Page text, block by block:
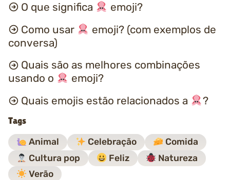
O que significa
emoji?
Como usar
emoji? (com exemplos de
conversa)
Quais são as melhores combinações
usando o
emoji?
Quais emojis estão relacionados a
?
Tags
Animal Celebração
Comida
Cultura pop
Feliz
Natureza
Verão